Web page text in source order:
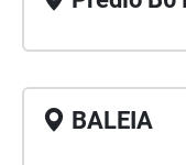
BALEIA